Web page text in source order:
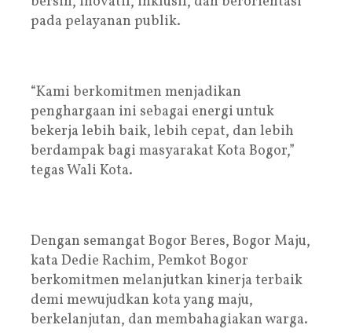
pada pelayanan publik.
“Kami berkomitmen menjadikan
penghargaan ini sebagai energi untuk
bekerja lebih baik, lebih cepat, dan lebih
berdampak bagi masyarakat Kota Bogor,”
tegas Wali Kota.
Dengan semangat Bogor Beres, Bogor Maju,
kata Dedie Rachim, Pemkot Bogor
berkomitmen melanjutkan kinerja terbaik
demi mewujudkan kota yang maju,
berkelanjutan, dan membahagiakan warga.